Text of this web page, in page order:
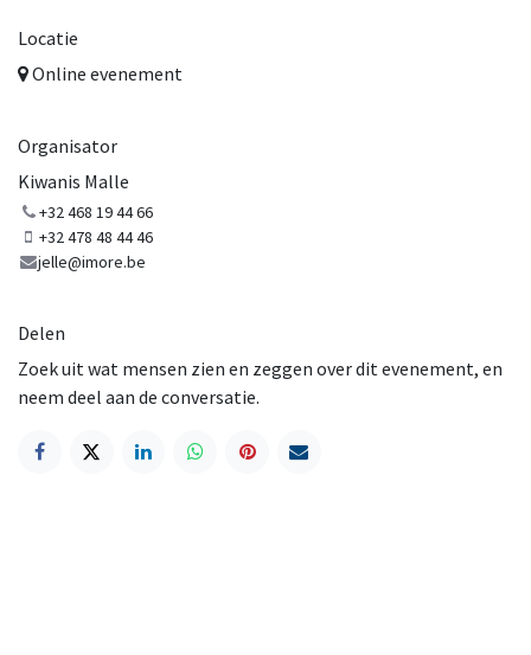
Locatie
Online evenement
Organisator
Kiwanis Malle
+32 468 19 44 66
+32 478 48 44 46
jelle@imore.be
Delen
Zoek uit wat mensen zien en zeggen over dit evenement, en
neem deel aan de conversatie.